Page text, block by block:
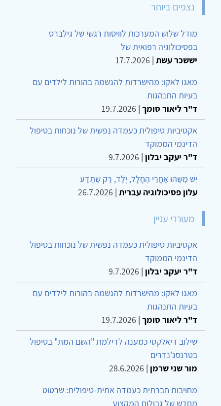
נצפים ביותר
מודל שלוש המערכות לוויסות רגשי של גילברט
בפסיכולוגיה רפואית של
יששכר עשת |
17.7.2026
מאגו לאקו: מהישרדות להגשמה בהורות לילדים עם
בעיות התנהגות
ד"ר ליאור סומך |
19.7.2026
אקטיביות טיפולית כעמדה נפשית של נוכחות בטיפול
הדינמי הממוקד
ד"ר יעקב יבלון |
9.7.2026
יֵשׁ מַשֶּׁהוּ אַחֲרֵי הֶחָלָל, יֶלֶד, רַק שֶׁתֵּדַע
עלון פסיכולוגיה עברית |
26.7.2026
מעוררי עניין
אקטיביות טיפולית כעמדה נפשית של נוכחות בטיפול
הדינמי הממוקד
ד"ר יעקב יבלון |
9.7.2026
מאגו לאקו: מהישרדות להגשמה בהורות לילדים עם
בעיות התנהגות
ד"ר ליאור סומך |
19.7.2026
שילוב דיאלקטי כמענה לדילמת "השם המת" בטיפול
בטרנסג'נדרים
מור שני שרמן |
28.6.2026
מחויבות חברתית כעמדה אתית-טיפולית: שרטוט
מחדש של גבולות המקצוע